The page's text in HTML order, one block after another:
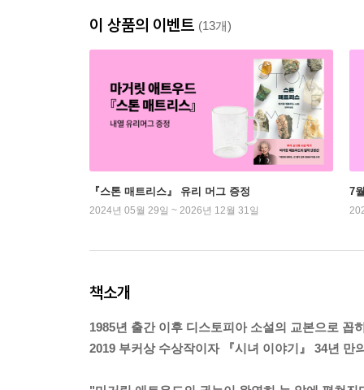
이 상품의 이벤트 (13개)
『스톤 매트리스』 유리 머그 증정
2024년 05월 29일 ~ 2026년 12월 31일
7
책소개
1985년 출간 이후 디스토피아 소설의 교본으로 꼽
2019 부커상 수상작이자 『시녀 이야기』 34년 만